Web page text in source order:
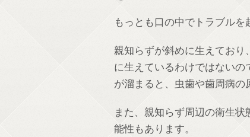
もっとも口の中でトラブルを
親知らずが斜めに生えてお
に生えているわけではない
が溜まると、虫歯や歯周病の
また、親知らず周辺の衛生
能性もあります。